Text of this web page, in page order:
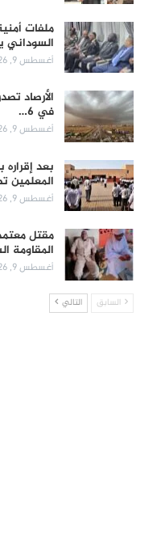
ملفات
السوداني
أغسطس 9, 2026
الأرصاد
في 6…
أغسطس 9, 2026
بعد
المعلمين
أغسطس 9, 2026
مقتل
المقاومة
أغسطس 9, 2026
السابق التالي